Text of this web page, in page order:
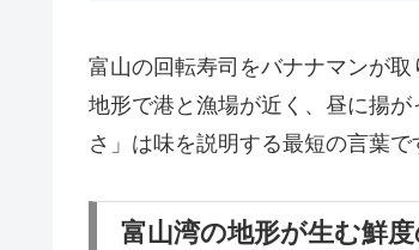
富山の回転寿司をバナナマンが
地形で港と漁場が近く、昼に揚
さ」は味を説明する最短の言葉で
富山湾の地形が生む鮮